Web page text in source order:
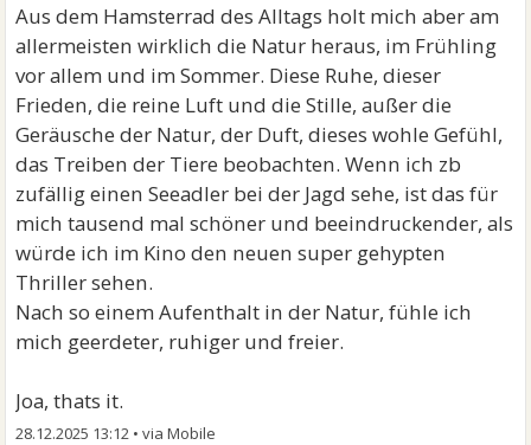
Aus dem Hamsterrad des Alltags holt mich aber am
allermeisten wirklich die Natur heraus, im Frühling
vor allem und im Sommer. Diese Ruhe, dieser
Frieden, die reine Luft und die Stille, außer die
Geräusche der Natur, der Duft, dieses wohle Gefühl,
das Treiben der Tiere beobachten. Wenn ich zb
zufällig einen Seeadler bei der Jagd sehe, ist das für
mich tausend mal schöner und beeindruckender, als
würde ich im Kino den neuen super gehypten
Thriller sehen.
Nach so einem Aufenthalt in der Natur, fühle ich
mich geerdeter, ruhiger und freier.
Joa, thats it.
28.12.2025 13:12 •